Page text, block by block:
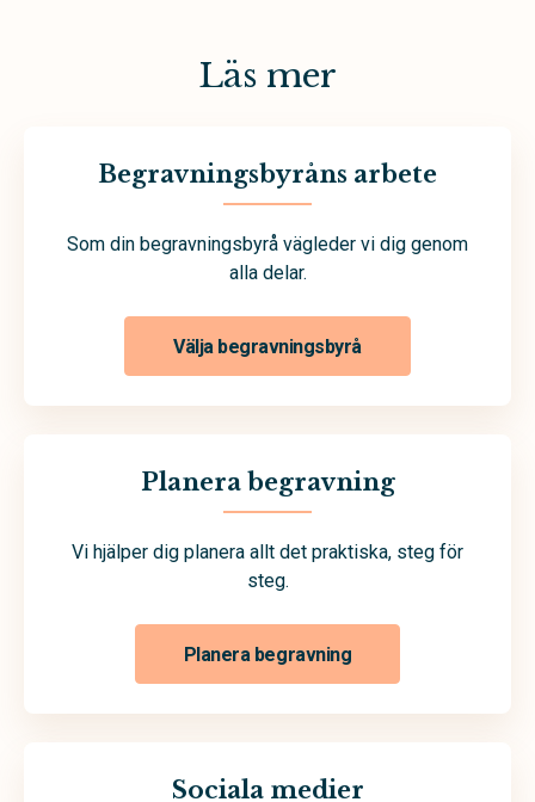
Läs mer
Begravningsbyråns arbete
Som din begravningsbyrå vägleder vi dig genom
alla delar.
Välja begravningsbyrå
Planera begravning
Vi hjälper dig planera allt det praktiska, steg för
steg.
Planera begravning
Sociala medier